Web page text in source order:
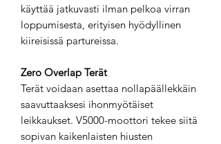
käyttää jatkuvasti ilman pelkoa virran
loppumisesta, erityisen hyödyllinen
kiireisissä partureissa.
Zero Overlap Terät
Terät voidaan asettaa nollapäällekkäin
saavuttaaksesi ihonmyötäiset
leikkaukset. V5000-moottori tekee siitä
sopivan kaikenlaisten hiusten